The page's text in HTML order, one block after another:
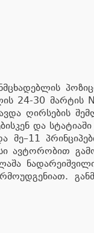
24-30 მარტის
ღირსების
და
მე–11
ავტორობით